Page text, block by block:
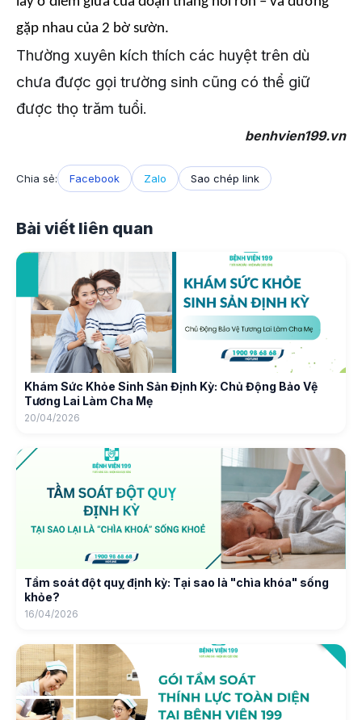
gặp nhau của 2 bờ sườn.
Thường xuyên kích thích các huyệt trên dù
chưa được gọi trường sinh cũng có thể giữ
được thọ trăm tuổi.
benhvien199.vn
Chia sẻ: Facebook Zalo Sao chép link
Bài viết liên quan
Khám Sức Khỏe Sinh Sản Định Kỳ: Chủ Động Bảo Vệ
Tương Lai Làm Cha Mẹ
20/04/2026
Tầm soát đột quỵ định kỳ: Tại sao là "chìa khóa" sống
khỏe?
16/04/2026